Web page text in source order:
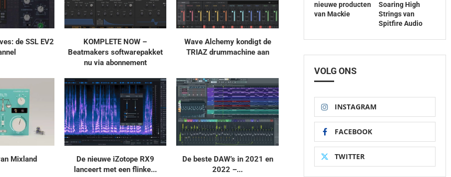
de SSL EV2
KOMPLETE NOW –
Beatmakers softwarepakket
nu via abonnement
Wave Alchemy kondigt de
TRIAZ drummachine aan
Mixland
De nieuwe iZotope RX9
lanceert met een flinke...
De beste DAW’s in 2021 en
2022 –...
nieuwe producten
van Mackie
Soaring High
Strings van
Spitfire Audio
VOLG ONS
INSTAGRAM
FACEBOOK
TWITTER